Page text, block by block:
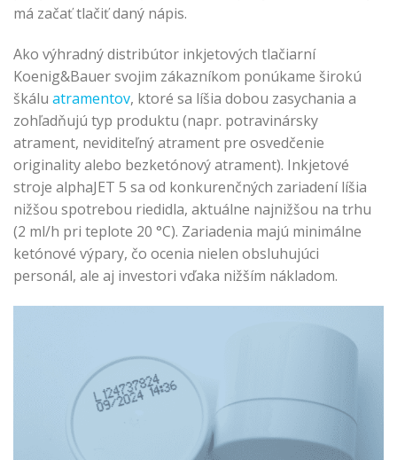
má začať tlačiť daný nápis.
Ako výhradný distribútor inkjetových tlačiarní
Koenig&Bauer svojim zákazníkom ponúkame širokú
škálu atramentov, ktoré sa líšia dobou zasychania a
zohľadňujú typ produktu (napr. potravinársky
atrament, neviditeľný atrament pre osvedčenie
originality alebo bezketónový atrament). Inkjetové
stroje alphaJET 5 sa od konkurenčných zariadení líšia
nižšou spotrebou riedidla, aktuálne najnižšou na trhu
(2 ml/h pri teplote 20 °C). Zariadenia majú minimálne
ketónové výpary, čo ocenia nielen obsluhujúci
personál, ale aj investori vďaka nižším nákladom.